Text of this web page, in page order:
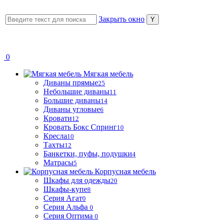
Закрыть окно
0
Мягкая мебель
Диваны прямые25
Небольшие диваны11
Большие диваны14
Диваны угловые6
Кровати12
Кровать Бокс Спринг10
Кресла10
Тахты12
Банкетки, пуфы, подушки4
Матрасы5
Корпусная мебель
Шкафы для одежды20
Шкафы-купе8
Серия Агат0
Серия Альфа 0
Серия Оптима 0